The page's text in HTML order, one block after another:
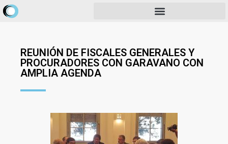
REUNIÓN DE FISCALES GENERALES Y
PROCURADORES CON GARAVANO CON
AMPLIA AGENDA